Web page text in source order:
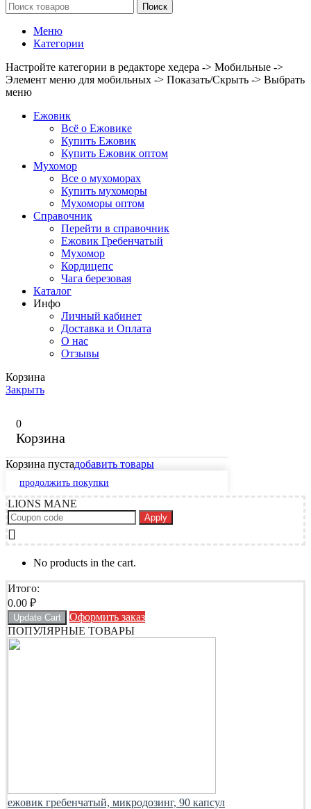
Поиск
Меню
Категории
Настройте категории в редакторе хедера -> Мобильные ->
Элемент меню для мобильных -> Показать/Скрыть -> Выбрать
меню
Ежовик
Всё о Ежовике
Купить Ежовик
Купить Ежовик оптом
Мухомор
Все о мухоморах
Купить мухоморы
Мухоморы оптом
Справочник
Перейти в справочник
Ежовик Гребенчатый
Мухомор
Кордицепс
Чага березовая
Каталог
Инфо
Личный кабинет
Доставка и Оплата
О нас
Отзывы
Корзина
Закрыть
0
Корзина
Корзина пустадобавить товары
продолжить покупки
LIONS MANE
Apply
No products in the cart.
Итого:
0.00 ₽
Update Cart
Оформить заказ
ПОПУЛЯРНЫЕ ТОВАРЫ
ежовик гребенчатый, микродозинг, 90 капсул